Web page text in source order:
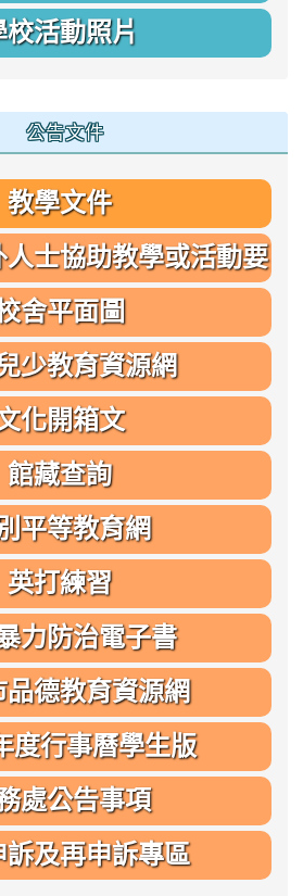
校活動照片
公告文件
教學文件
士協助教學或活動要
點
舍平面圖
少教育資源網
化開箱文
館藏查詢
平等教育網
英打練習
力防治電子書
品德教育資源網
度行事曆學生版
處公告事項
訴及再申訴專區